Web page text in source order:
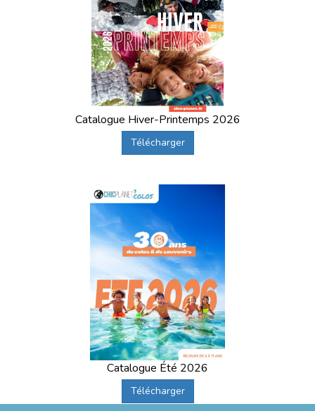
Catalogue Hiver-Printemps 2026
Télécharger
Catalogue Été 2026
Télécharger